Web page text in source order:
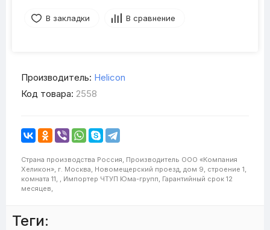
В закладки В сравнение
Производитель: Helicon
Код товара: 2558
Страна производства Россия, Производитель ООО «Компания
Хеликон», г. Москва, Новомещерский проезд, дом 9, строение 1,
комната 11, , Импортер ЧТУП Юма-групп, Гарантийный срок 12
месяцев,
Теги: